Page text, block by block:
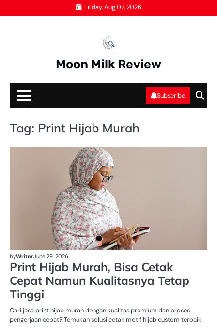
to
Friday, Aug 07, 2026
Moon Milk Review
Subscribe
Tag: Print Hijab Murah
byWriterJune 29, 2026
Print Hijab Murah, Bisa Cetak
Cepat Namun Kualitasnya Tetap
Tinggi
Cari jasa print hijab murah dengan kualitas premium dan proses
pengerjaan cepat? Temukan solusi cetak motif hijab custom terbaik